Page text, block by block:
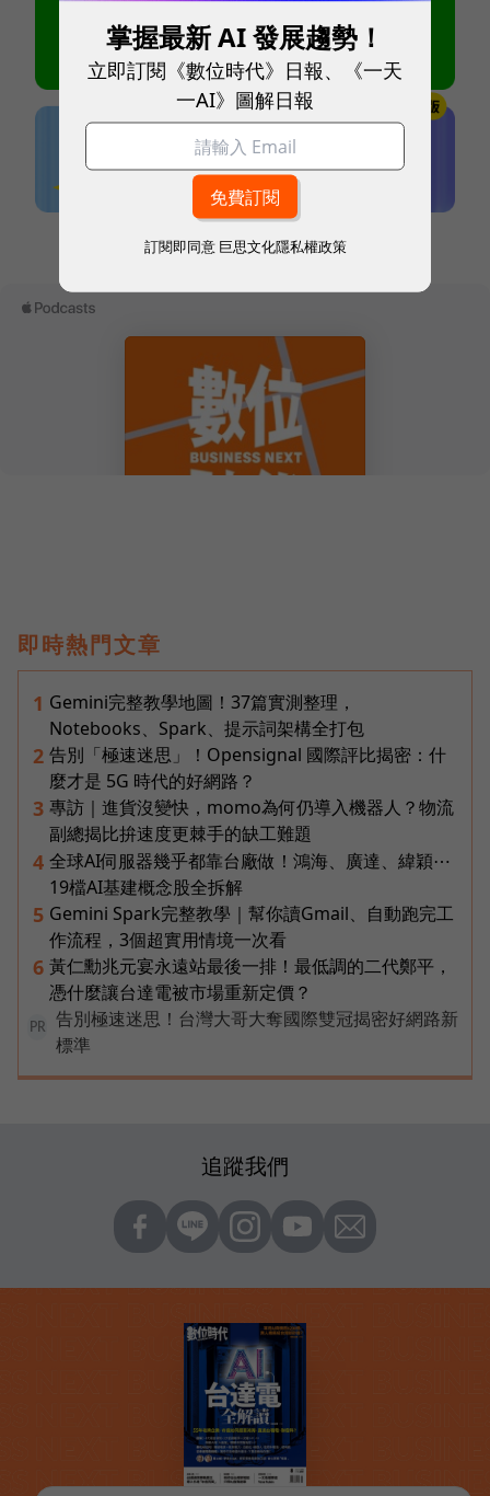
本網站內容未經允許，不得轉載。
即時熱門文章
1 Gemini完整教學地圖！37篇實測整理，
Notebooks、Spark、提示詞架構全打包
2 告別「極速迷思」！Opensignal 國際評比揭密：什
麼才是 5G 時代的好網路？
3 專訪｜進貨沒變快，momo為何仍導入機器人？物流
副總揭比拚速度更棘手的缺工難題
4 全球AI伺服器幾乎都靠台廠做！鴻海、廣達、緯穎⋯
19檔AI基建概念股全拆解
5 Gemini Spark完整教學｜幫你讀Gmail、自動跑完工
作流程，3個超實用情境一次看
6 黃仁勳兆元宴永遠站最後一排！最低調的二代鄭平，
憑什麼讓台達電被市場重新定價？
PR
告別極速迷思！台灣大哥大奪國際雙冠揭密好網路新
標準
追蹤我們
掌握最新 AI 發展趨勢！
立即訂閱《數位時代》日報、《一天
一AI》圖解日報
訂閱即同意 巨思文化隱私權政策